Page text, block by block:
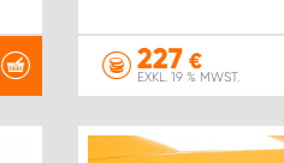
227 €
EXKL. 19 % MWST.